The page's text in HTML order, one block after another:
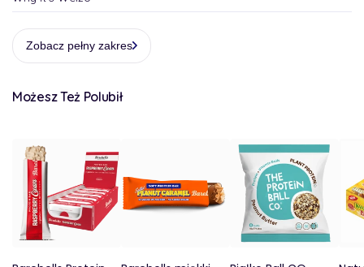
Zobacz pełny zakres
Możesz Też Polubił